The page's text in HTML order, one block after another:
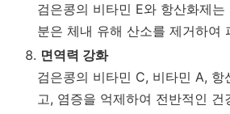
검은콩의 비타민 E와 항산화제
분은 체내 유해 산소를 제거하여
면역력 강화
검은콩의 비타민 C, 비타민 A,
고, 염증을 억제하여 전반적인